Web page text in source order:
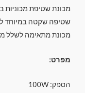
מכונת שטיפת מכוניות
שטיפה שקטה במיוחד
מכונת מתאימה לשלל
מפרט:
הספק: 100W